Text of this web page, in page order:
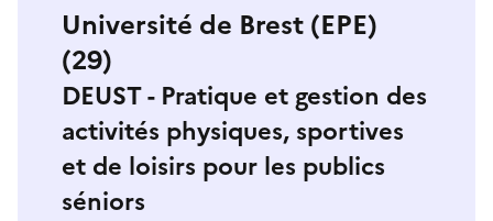
Université de Brest (EPE)
(29)
DEUST - Pratique et gestion des
activités physiques, sportives
et de loisirs pour les publics
séniors